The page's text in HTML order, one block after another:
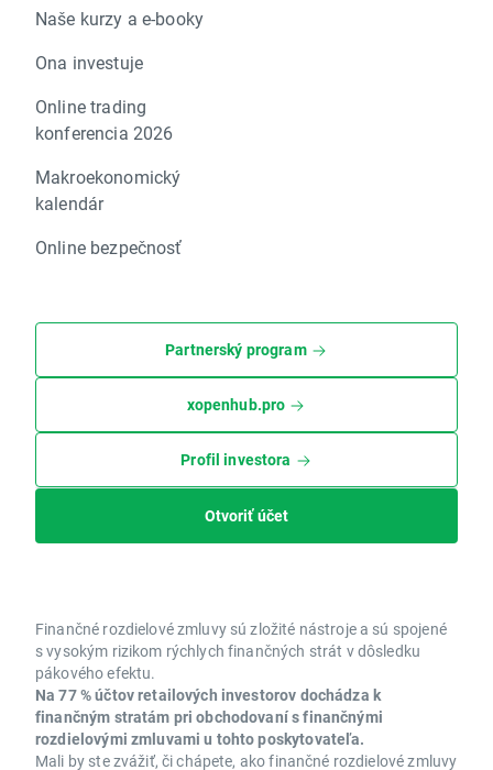
Naše kurzy a e-booky
Ona investuje
Online trading
konferencia 2026
Makroekonomický
kalendár
Online bezpečnosť
Partnerský program
xopenhub.pro
Profil investora
Otvoriť účet
Finančné rozdielové zmluvy sú zložité nástroje a sú spojené
s vysokým rizikom rýchlych finančných strát v dôsledku
pákového efektu.
Na 77 % účtov retailových investorov dochádza k
finančným stratám pri obchodovaní s finančnými
rozdielovými zmluvami u tohto poskytovateľa.
Mali by ste zvážiť, či chápete, ako finančné rozdielové zmluvy